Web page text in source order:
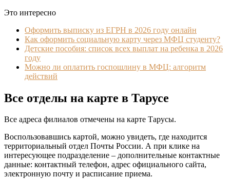
Это интересно
Оформить выписку из ЕГРН в 2026 году онлайн
Как оформить социальную карту через МФЦ студенту?
Детские пособия: список всех выплат на ребенка в 2026
году
Можно ли оплатить госпошлину в МФЦ: алгоритм
действий
Все отделы на карте в Тарусе
Все адреса филиалов отмечены на карте Тарусы.
Воспользовавшись картой, можно увидеть, где находится
территориальный отдел Почты России. А при клике на
интересующее подразделение – дополнительные контактные
данные: контактный телефон, адрес официального сайта,
электронную почту и расписание приема.